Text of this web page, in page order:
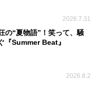
2026.7.31
の“夏物語”！笑って、騒
『Summer Beat』
2026.8.2